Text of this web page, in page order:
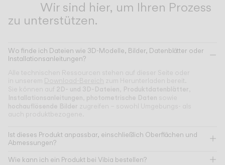
Wir sind hier, um Ihren Prozess
zu unterstützen.
Wo finde ich Dateien wie 3D-Modelle, Bilder, Datenblätter oder
Installationsanleitungen?
Alle technischen Ressourcen stehen auf dieser Seite oder
in unserem Download-Bereich zum Herunterladen bereit.
Sie können auf 2D- und 3D-Dateien Produktdatenblätter
Installationsanleitungen photometrische Daten sowie
hochauflösende Bilder zugreifen – sowohl Umgebungs- als
auch produktbezogene.
Ist dieses Produkt anpassbar, einschließlich Oberflächen und
Abmessungen?
Wie kann ich ein Produkt bei Vibia bestellen?